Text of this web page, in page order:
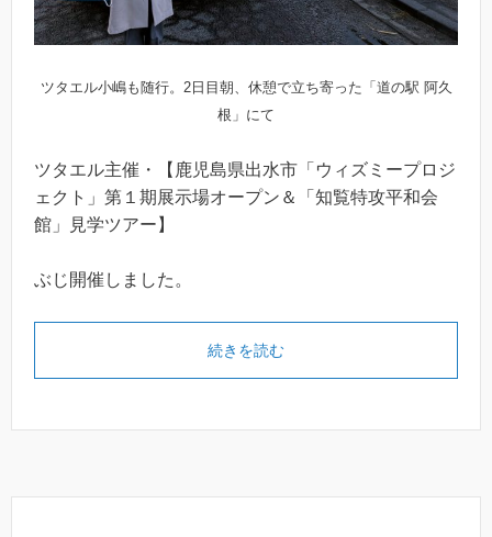
ツタエル小嶋も随行。2日目朝、休憩で立ち寄った「道の駅 阿久
根」にて
ツタエル主催・【鹿児島県出水市「ウィズミープロジ
ェクト」第１期展示場オープン＆「知覧特攻平和会
館」見学ツアー】
ぶじ開催しました。
続きを読む